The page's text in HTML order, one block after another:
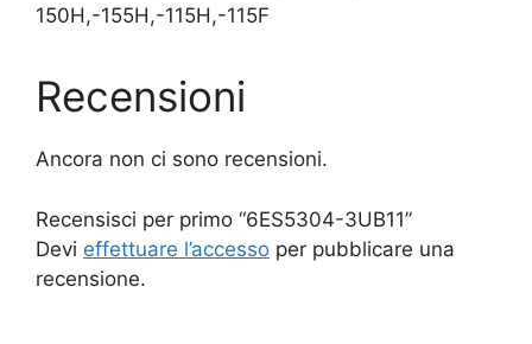
150H,-155H,-115H,-115F
Recensioni
Ancora non ci sono recensioni.
Recensisci per primo “6ES5304-3UB11”
Devi effettuare l’accesso per pubblicare una
recensione.